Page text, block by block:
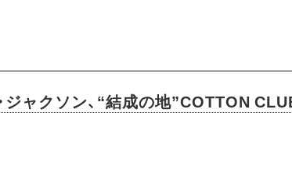
ジャクソン、“結成の地”COTTON